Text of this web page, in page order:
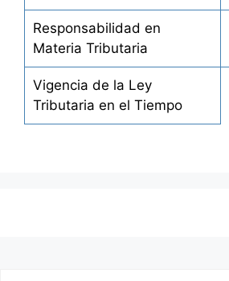
Responsabilidad en
Materia Tributaria
Vigencia de la Ley
Tributaria en el Tiempo